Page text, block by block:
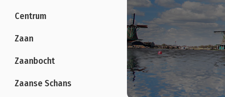
Centrum
Zaan
Zaanbocht
Zaanse Schans